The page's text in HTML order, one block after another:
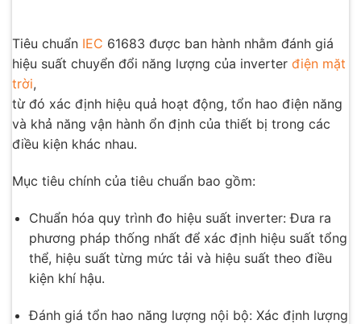
Tiêu chuẩn IEC 61683 được ban hành nhằm đánh giá
hiệu suất chuyển đổi năng lượng của inverter điện mặt
trời,
từ đó xác định hiệu quả hoạt động, tổn hao điện năng
và khả năng vận hành ổn định của thiết bị trong các
điều kiện khác nhau.
Mục tiêu chính của tiêu chuẩn bao gồm:
Chuẩn hóa quy trình đo hiệu suất inverter: Đưa ra
phương pháp thống nhất để xác định hiệu suất tổng
thể, hiệu suất từng mức tải và hiệu suất theo điều
kiện khí hậu.
Đánh giá tổn hao năng lượng nội bộ: Xác định lượng